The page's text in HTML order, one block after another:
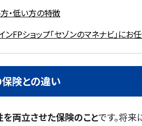
・低い方の特徴
FPショップ「セゾンのマネナビ」にお任
険との違い
両立させた保険のことです。将